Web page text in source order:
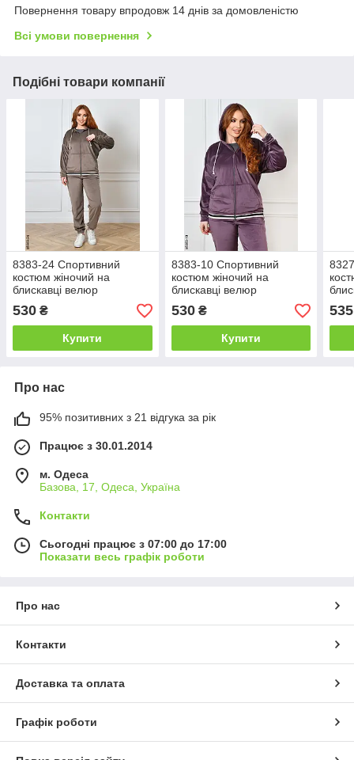
Повернення товару впродовж 14 днів за домовленістю
Всі умови повернення
Подібні товари компанії
8383-24 Спортивний
костюм жіночий на
блискавці велюр
напівбатал (4 од:
48,50,52,54)
530 ₴
Купити
8383-10 Спортивний
костюм жіночий на
блискавці велюр
напівбатал (4 од:
48,50,52,54)
530₴
Купити
535
Про нас
95% позитивних з 21 відгука за рік
Працює з 30.01.2014
м. Одеса
Базова, 17, Одеса, Україна
Контакти
Сьогодні працює з 07:00 до 17:00
Показати весь графік роботи
Про нас
Контакти
Доставка та оплата
Графік роботи